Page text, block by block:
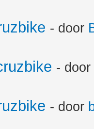
- door
- door
- door